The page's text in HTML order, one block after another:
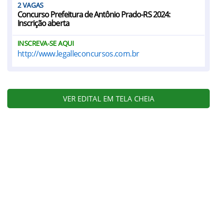
2
Concurso Prefeitura de Antônio Prado-RS 2024:
Inscrição aberta
INSCREVA-SE AQUI
http://www.legalleconcursos.com.br
VER EDITAL EM TELA CHEIA